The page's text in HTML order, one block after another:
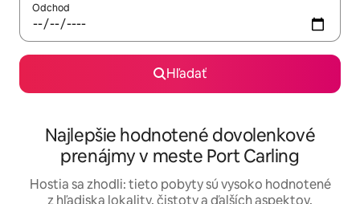
Odchod
Hľadať
Najlepšie hodnotené dovolenkové
prenájmy v meste Port Carling
Hostia sa zhodli: tieto pobyty sú vysoko hodnotené
z hľadiska lokality, čistoty a ďalších aspektov.